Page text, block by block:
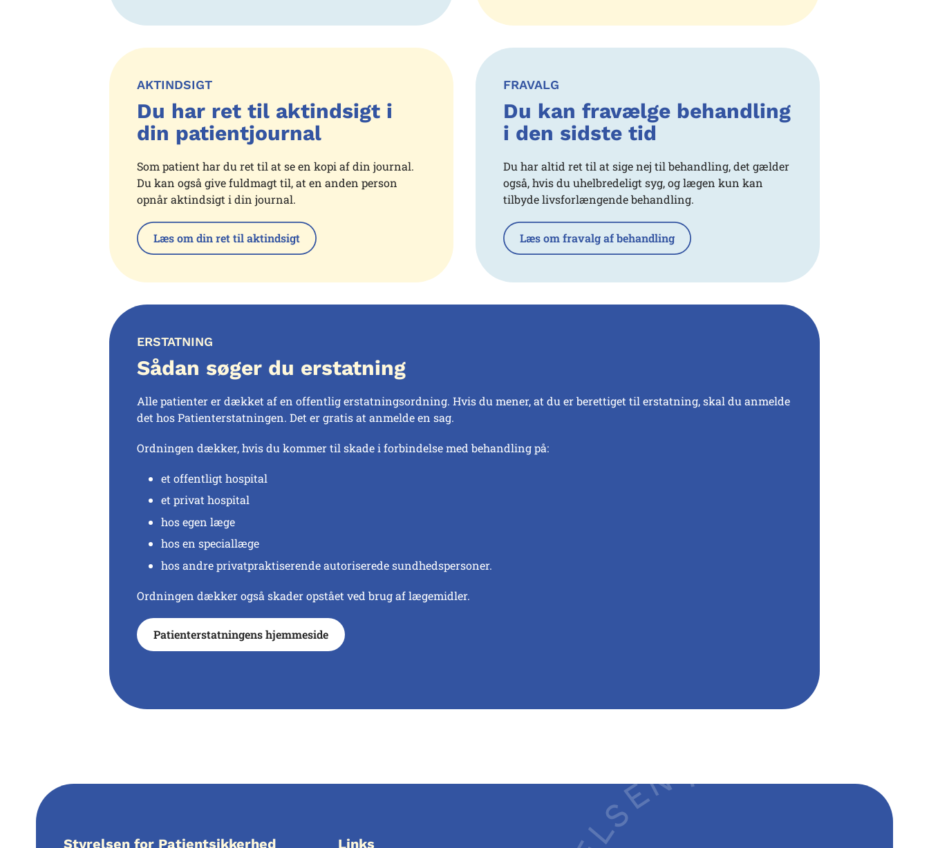
AKTINDSIGT
Du har ret til aktindsigt i
din patientjournal
Som patient har du ret til at se en kopi af din journal.
Du kan også give fuldmagt til, at en anden person
opnår aktindsigt i din journal.
Læs om din ret til aktindsigt
FRAVALG
Du kan fravælge behandling
i den sidste tid
Du har altid ret til at sige nej til behandling, det gælder
også, hvis du uhelbredeligt syg, og lægen kun kan
tilbyde livsforlængende behandling.
Læs om fravalg af behandling
ERSTATNING
Sådan søger du erstatning
Alle patienter er dækket af en offentlig erstatningsordning. Hvis du mener, at du er berettiget til erstatning, skal du anmelde
det hos Patienterstatningen. Det er gratis at anmelde en sag.
Ordningen dækker, hvis du kommer til skade i forbindelse med behandling på:
et offentligt hospital
et privat hospital
hos egen læge
hos en speciallæge
hos andre privatpraktiserende autoriserede sundhedspersoner.
Ordningen dækker også skader opstået ved brug af lægemidler.
Patienterstatningens hjemmeside
Styrelsen for Patientsikkerhed Links